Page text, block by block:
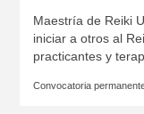
Maestría de Reiki
iniciar a otros al
practicantes y
Convocatoria